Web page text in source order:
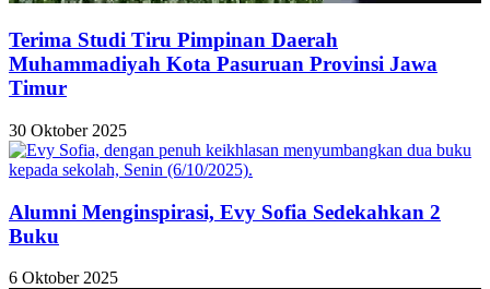
Terima Studi Tiru Pimpinan Daerah
Muhammadiyah Kota Pasuruan Provinsi Jawa
Timur
30 Oktober 2025
Alumni Menginspirasi, Evy Sofia Sedekahkan 2
Buku
6 Oktober 2025